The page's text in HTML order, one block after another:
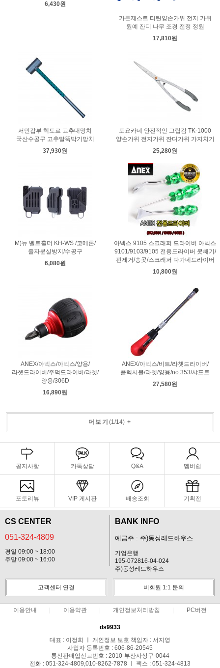
6,430원
가든제스트 티탄양손가위 전지 가위
원예 잔디 나무 조경 전정 정원
17,810원
서민갑부 헥토르 고추대망치
국산수공구 고추말뚝박기망치
37,930원
토요카네 안전적인 그립감 TK-1000
양손가위 전지가위 잔디가위 가지치기
25,280원
M)뉴 벨트홀더 KH-WS /코메론/
줄자분실방지/수공구
6,080원
아넥스 9105 스크래퍼 드라이버 아넥스
9101/9103/9105 전용드라이버 못빼기/
핀제거/송곳/스크래퍼 다가네드라이버
10,800원
ANEX/아넥스/아넥스/양용/
라쳇드라이버/주먹드라이버/라쳇/
양용/306D
16,890원
ANEX/아넥스/비트/라쳇드라이버/
플렉시블/라쳇/양용/no.353/샤프트
27,580원
더보기 (1/14) +
공지사항 카톡상담 Q&A 멤버쉽
포토리뷰 VIP 게시판 배송조회 기획전
CS CENTER
051-324-4809
평일 09:00 ~ 18:00
주말 09:00 ~ 16:00
BANK INFO
예금주 : 주)동성레드하우스
기업은행
195-072816-04-024
주)동성레드하우스
고객센터 연결 비회원 1:1 문의
이용안내 이용약관 개인정보처리방침 PC버전
ds9933
대표 : 이정희 ㅣ 개인정보 보호 책임자 : 서지영
사업자 등록번호 : 606-86-20545
통신판매업신고번호 : 2010-부산사상구-0044
전화 : 051-324-4809,010-8262-7878 ㅣ 팩스 : 051-324-4813